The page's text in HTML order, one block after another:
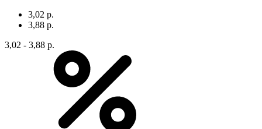
3,02 р.
3,88 р.
3,02 - 3,88 р.